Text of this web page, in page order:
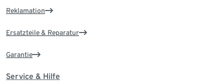
Reklamation
Ersatzteile & Reparatur
Garantie
Service & Hilfe